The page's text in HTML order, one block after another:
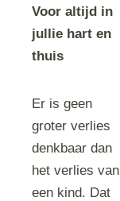
Voor altijd in
jullie hart en
thuis
Er is geen
groter verlies
denkbaar dan
het verlies van
een kind. Dat